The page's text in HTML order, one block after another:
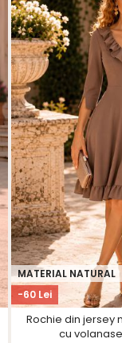
-60 Lei
MATERIAL NATURAL
Rochie din jersey
cu